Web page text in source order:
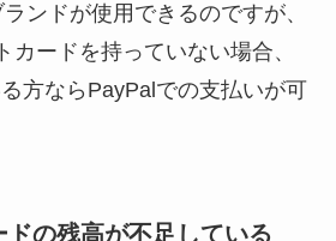
ンドが使用できるのですが、
カードを持っていない場合、
方ならPayPalでの支払いが可
の残高が不足している